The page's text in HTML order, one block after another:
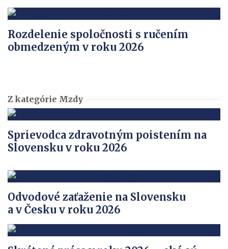
Rozdelenie spoločnosti s ručením
obmedzeným v roku 2026
Z kategórie Mzdy
Sprievodca zdravotným poistením na
Slovensku v roku 2026
Odvodové zaťaženie na Slovensku
a v Česku v roku 2026